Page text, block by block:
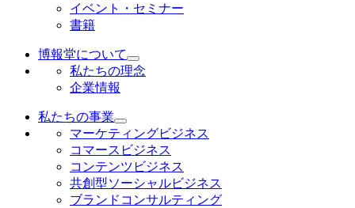
イベント・セミナー
書籍
博報堂について
私たちの理念
企業情報
私たちの事業
マーケティングビジネス
コマースビジネス
コンテンツビジネス
共創型ソーシャルビジネス
ブランドコンサルティング